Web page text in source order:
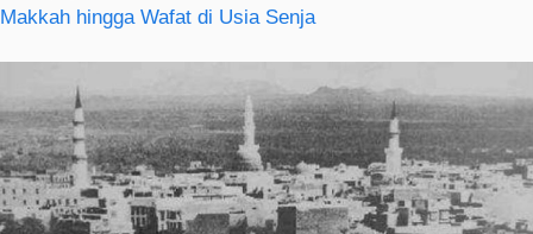
Makkah hingga Wafat di Usia Senja